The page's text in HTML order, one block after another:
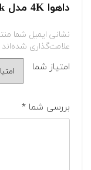
داهوا 4K مدل DH-XVR5104HS-4k (4 کانال)”
نشانی ایمیل شما
علامت‌گذاری شده‌اند
امتیاز شما
بررسی شما *